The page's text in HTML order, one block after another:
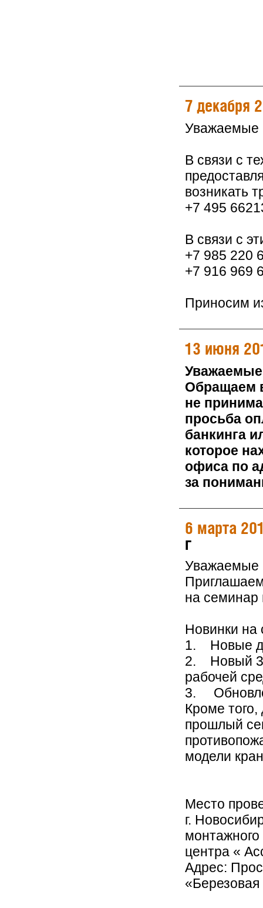
7 декабря
Уважаемые
В связи с
возникать
+7 495
В связи с
+7 985 220
+7 916 969
Приносим
13 июня
Обращаем
не
просьба
банкинга
которое
офиса по
за
6 марта
г
Уважаемые
на семинар
Новинки на
1. Новые
2. Новый 3-
рабочей
3.
Кроме
прошлый
модели
Место
г.
центра «
Адрес: